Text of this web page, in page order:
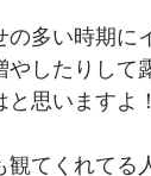
多い時期に
したりして
思いますよ！
観てくれてる